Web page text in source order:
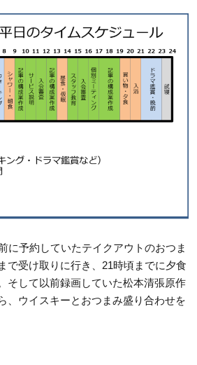
に予約していたテイクアウトのおつま
で受け取りに行き、21時頃までに夕食
そして以前録画していた松本清張原作
、ウイスキーとおつまみ盛り合わせを